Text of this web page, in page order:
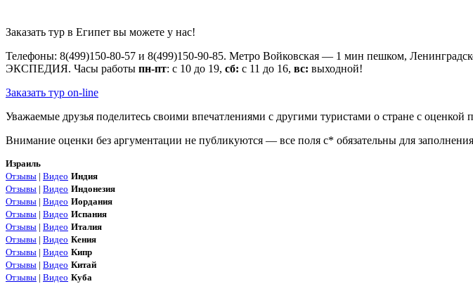
Заказать тур в Египет вы можете у нас!
Телефоны: 8(499)150-80-57 и 8(499)150-90-85. Метро Войковская — 1 мин пешком,
ЭКСПЕДИЯ. Часы работы пн-пт: с 10 до 19, сб: с 11 до 16, вс: выходной!
Заказать тур on-line
Уважаемые друзья поделитесь своими впечатлениями с другими туристами о стране с оценкой
Внимание оценки без аргументации не публикуются — все поля с* обязательны для
Израиль
Отзывы | Видео Индия
Отзывы | Видео Индонезия
Отзывы | Видео Иордания
Отзывы | Видео Испания
Отзывы | Видео Италия
Отзывы | Видео Кения
Отзывы | Видео Кипр
Отзывы | Видео Китай
Отзывы | Видео Куба